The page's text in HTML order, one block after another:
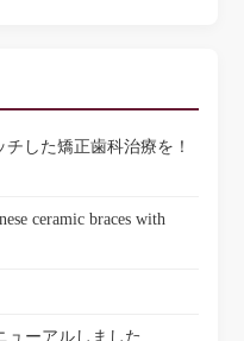
した矯正歯科治療を！
ceramic braces with
ューアルしました